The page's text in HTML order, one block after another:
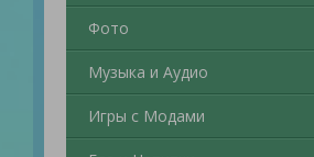
Фото
Музыка и Аудио
Игры с Модами